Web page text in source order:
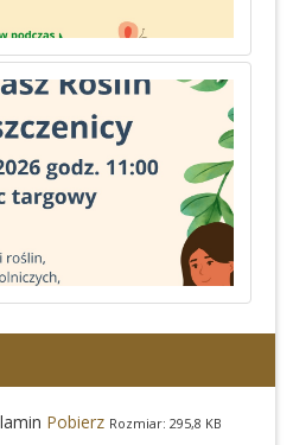
Pobierz Rozmiar: 295,8 KB